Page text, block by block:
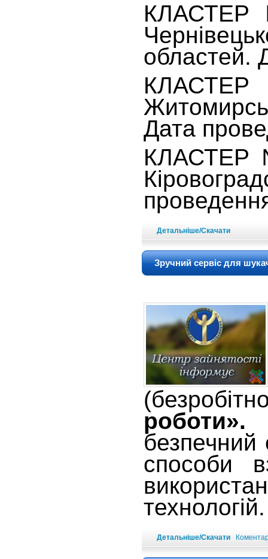
КЛАСТЕР
областей.
КЛАСТЕР
Дата
КЛАСТЕР
Детальніше/Скачати
Зручний сервіс для
безпечний
способи
технологій.
Детальніше/Скачати